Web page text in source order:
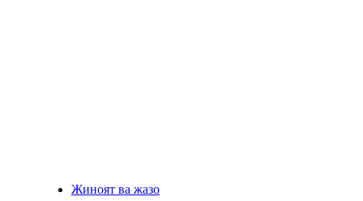
Жиноят ва жазо